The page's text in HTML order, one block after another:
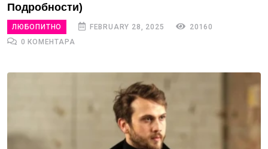
Подробности)
ЛЮБОПИТНО FEBRUARY 28, 2025
20160
0 КОМЕНТАРА